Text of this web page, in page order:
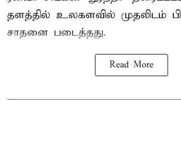
தளத்தில் உலகளவில் முதலிடம்
சாதனை படைத்தது.
Read More